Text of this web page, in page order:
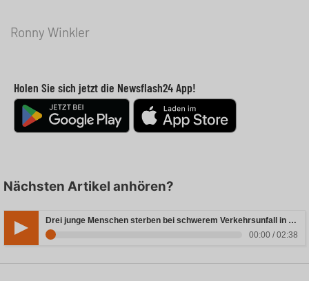
Ronny Winkler
Holen Sie sich jetzt die Newsflash24 App!
Nächsten Artikel anhören?
Drei junge Menschen sterben bei schwerem Verkehrsunfall in Rheinland-Pfalz
00:00 / 02:38